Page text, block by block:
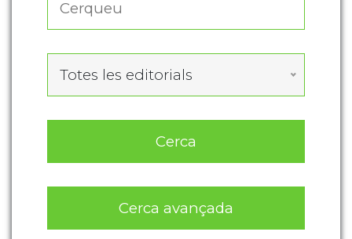
Totes les editorials
Cerca
Cerca avançada